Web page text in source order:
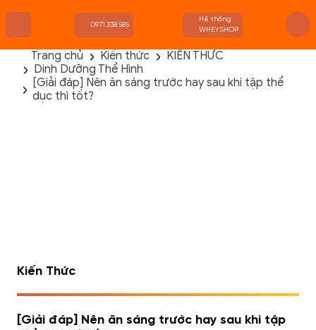
TRANG CHỦ
FLASH SALE
THANH LÝ
0971.338.585
Hệ thống
WHEYSHOP
Trang chủ Kiến thức
KIẾN THỨC
Dinh Dưỡng Thể Hình
[Giải đáp] Nên ăn sáng trước hay sau khi tập thể
dục thì tốt?
Kiến Thức
[Giải đáp] Nên ăn sáng trước hay sau khi tập